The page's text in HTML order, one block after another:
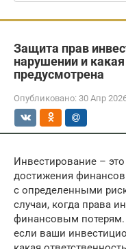
Защита прав
нарушении и
предусмотрена
Опубликовано: 30 Апр
Инвестирование –
достижения
с определенными
случаи, когда права
финансовым потерям.
если ваши